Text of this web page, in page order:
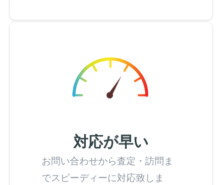
対応が早い
お問い合わせから査定・訪問ま
でスピーディーに対応致しま